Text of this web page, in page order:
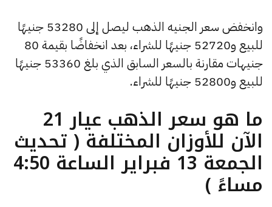
وانخفض سعر الجنيه الذهب ليصل إلى 53280 جنيهًا
للبيع و52720 جنيهًا للشراء، بعد انخفاضًا بقيمة 80
جنيهات مقارنة بالسعر السابق الذي بلغ 53360 جنيهًا
للبيع و52800 جنيهًا للشراء.
ما هو سعر الذهب عيار 21
الآن للأوزان المختلفة ( تحديث
الجمعة 13 فبراير الساعة 4:50
مساءً )